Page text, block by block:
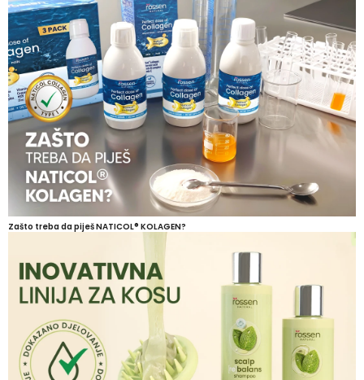
Zašto treba da piješ NATICOL® KOLAGEN?